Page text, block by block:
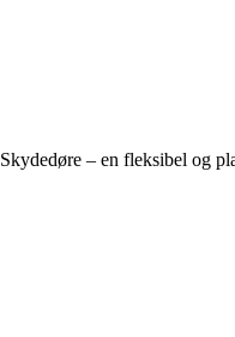
Skydedøre – en fleksibel og